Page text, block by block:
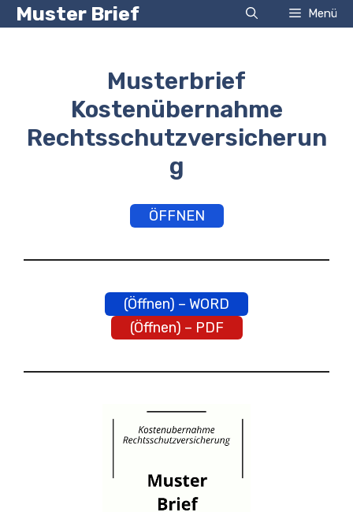
Zum
InhaltMuster Brief Menü
Musterbrief
Kostenübernahme
Rechtsschutzversicherun
g
ÖFFNEN
(Öffnen) – WORD
(Öffnen) – PDF